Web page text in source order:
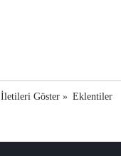
İletileri Göster» Eklentiler